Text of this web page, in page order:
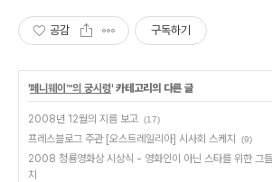
공감 구독하기
'페니웨이™의 궁시렁' 카테고리의 다른 글
2008년 12월의 지름 보고 (17)
프레스블로그 주관 [오스트레일리아] 시사회 스케치 (9)
2008 청룡영화상 시상식 - 영화인이 아닌 스타를 위한 그
치